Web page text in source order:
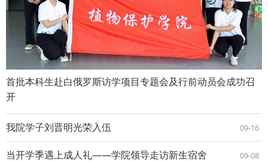
首批本科生赴白俄罗斯访学项目专题会及行前动员会成功召
开
我院学子刘晋明光荣入伍 09-16
当开学季遇上成人礼——学院领导走访新生宿舍 09-08